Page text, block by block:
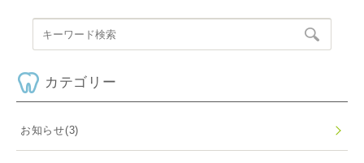
カテゴリー
お知らせ(3)